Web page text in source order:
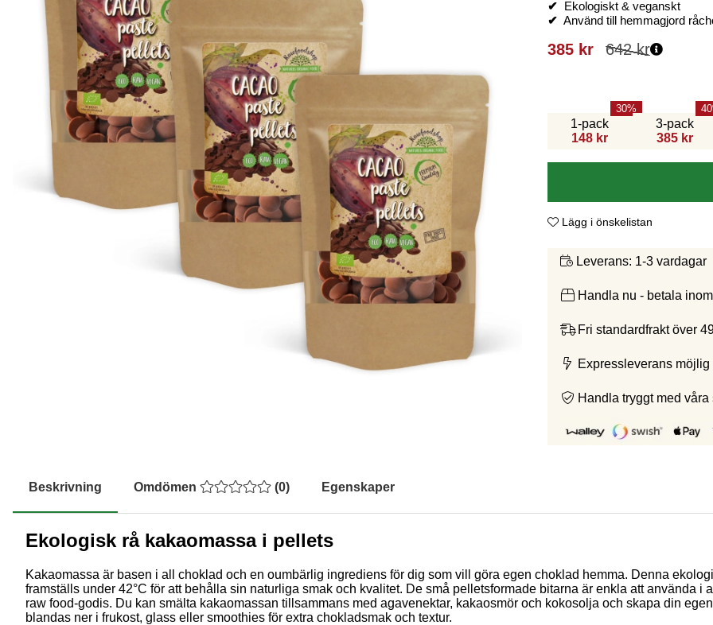
✔
Ekologiskt & veganskt
✔ Använd till hemmagjord
642kr
385 kr
1-pack
148 kr
30
3-pack
385 kr
40
Lägg i önskelistan
Leverans: 1-3 vardagar
Handla nu - betala
Fri standardfrakt över
Expressleverans
Handla tryggt med
Beskrivning Omdömen (0) Egenskaper
Ekologisk rå kakaomassa i pellets
Kakaomassa är basen i all choklad och en oumbärlig ingrediens för dig som vill göra egen choklad hemma. Denna
framställs under 42°C för att behålla sin naturliga smak och kvalitet. De små pelletsformade bitarna är enkla att använda
raw food-godis. Du kan smälta kakaomassan tillsammans med agavenektar, kakaosmör och kokosolja och skapa din
blandas ner i frukost, glass eller smoothies för extra chokladsmak och textur.